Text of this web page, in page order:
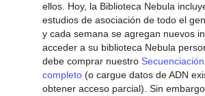
ellos. Hoy, la Biblioteca Nebula
estudios de asociación de todo el
y cada semana se agregan nuevos
acceder a su biblioteca Nebula
debe comprar nuestro
completo (o cargue datos de ADN
obtener acceso parcial). Sin